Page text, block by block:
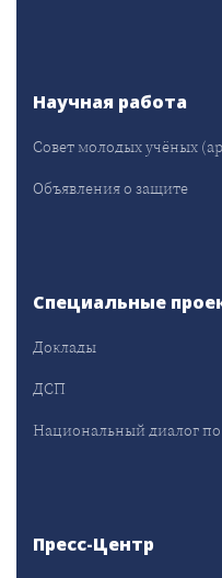
Научная работа
Совет молодых учёных
Объявления о защите
Специальные
Доклады
ДСП
Национальный диалог
Пресс-Центр